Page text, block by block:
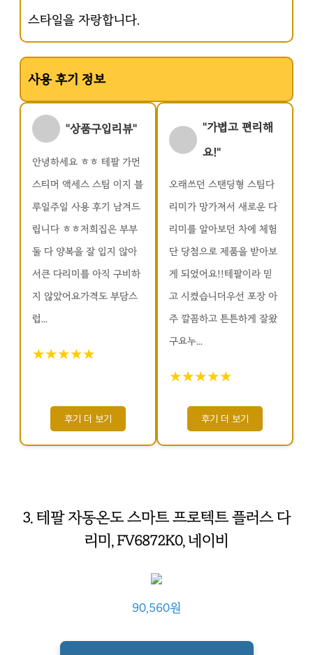
스타일을 자랑합니다.
사용 후기 정보
"상품구입리뷰"
안녕하세요 ㅎㅎ 테팔 가먼
스티머 액세스 스팀 이지 블
루일주일 사용 후기 남겨드
립니다 ㅎㅎ저희집은 부부
둘 다 양복을 잘 입지 않아
서큰 다리미를 아직 구비하
지 않았어요가격도 부담스
럽...
★★★★★
후기 더 보기
"가볍고 편리해
요!"
오래쓰던 스탠딩형 스팀다
리미가 망가져서 새로운 다
리미를 알아보던 차에 체험
단 당첨으로 제품을 받아보
게 되었어요!!테팔이라 믿
고 시켰습니더우선 포장 아
주 깔꼼하고 튼튼하게 잘왔
구요누...
★★★★★
후기 더 보기
3. 테팔 자동온도 스마트 프로텍트 플러스 다
리미, FV6872K0, 네이비
90,560원